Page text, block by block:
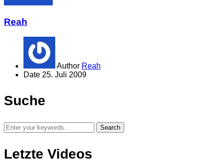
Reah
Author Reah
Date 25. Juli 2009
Suche
Letzte Videos